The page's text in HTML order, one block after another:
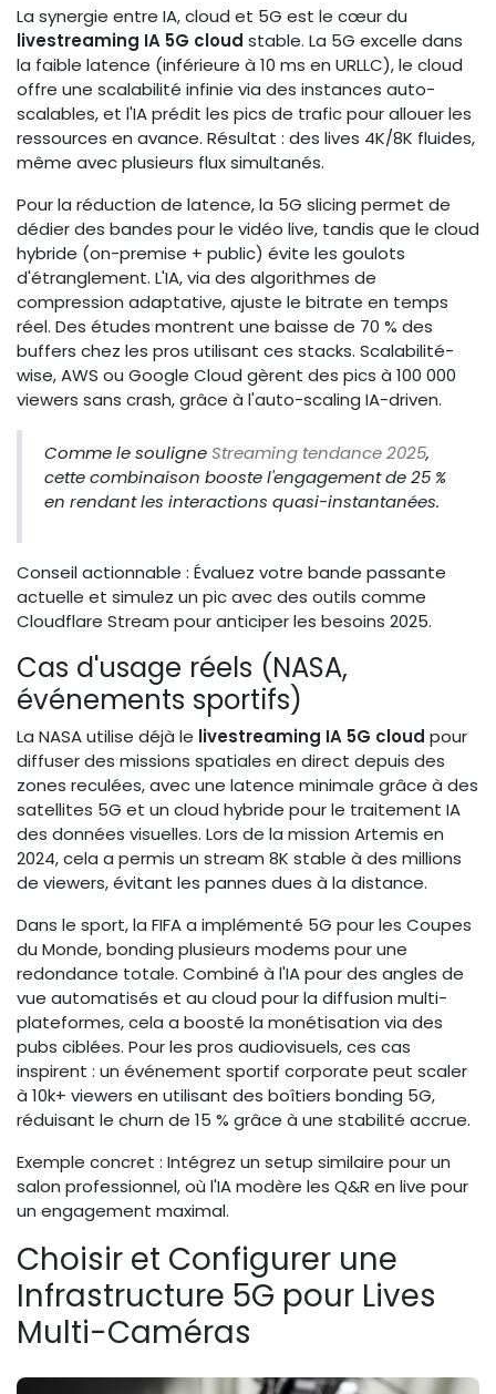
La synergie entre IA, cloud et 5G est le cœur du
livestreaming IA 5G cloud stable. La 5G excelle dans
la faible latence (inférieure à 10 ms en URLLC), le cloud
offre une scalabilité infinie via des instances auto-
scalables, et l'IA prédit les pics de trafic pour allouer les
ressources en avance. Résultat : des lives 4K/8K fluides,
même avec plusieurs flux simultanés.
Pour la réduction de latence, la 5G slicing permet de
dédier des bandes pour le vidéo live, tandis que le cloud
hybride (on-premise + public) évite les goulots
d'étranglement. L'IA, via des algorithmes de
compression adaptative, ajuste le bitrate en temps
réel. Des études montrent une baisse de 70 % des
buffers chez les pros utilisant ces stacks. Scalabilité-
wise, AWS ou Google Cloud gèrent des pics à 100 000
viewers sans crash, grâce à l'auto-scaling IA-driven.
Comme le souligneStreaming tendance 2025,
cette combinaison booste l'engagement de 25 %
en rendant les interactions quasi-instantanées.
Conseil actionnable : Évaluez votre bande passante
actuelle et simulez un pic avec des outils comme
Cloudflare Stream pour anticiper les besoins 2025.
Cas d'usage réels (NASA,
événements sportifs)
La NASA utilise déjà le livestreaming IA 5G cloud pour
diffuser des missions spatiales en direct depuis des
zones reculées, avec une latence minimale grâce à des
satellites 5G et un cloud hybride pour le traitement IA
des données visuelles. Lors de la mission Artemis en
2024, cela a permis un stream 8K stable à des millions
de viewers, évitant les pannes dues à la distance.
Dans le sport, la FIFA a implémenté 5G pour les Coupes
du Monde, bonding plusieurs modems pour une
redondance totale. Combiné à l'IA pour des angles de
vue automatisés et au cloud pour la diffusion multi-
plateformes, cela a boosté la monétisation via des
pubs ciblées. Pour les pros audiovisuels, ces cas
inspirent : un événement sportif corporate peut scaler
à 10k+ viewers en utilisant des boîtiers bonding 5G,
réduisant le churn de 15 % grâce à une stabilité accrue.
Exemple concret : Intégrez un setup similaire pour un
salon professionnel, où l'IA modère les Q&R en live pour
un engagement maximal.
Choisir et Configurer une
Infrastructure 5G pour Lives
Multi-Caméras